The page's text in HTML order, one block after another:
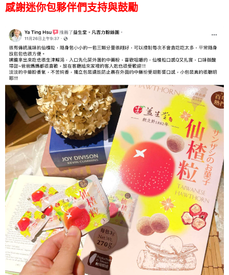
感謝迷你包夥伴們支持與鼓勵